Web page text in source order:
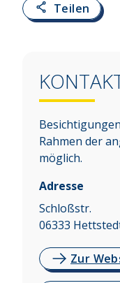
Teilen
Rahmen der
möglich.
Adresse
Schloßstr.
06333
Zur